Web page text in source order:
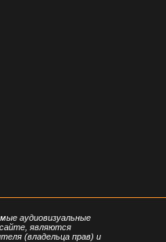
аудиовизуальные
являются
(владельца прав) и